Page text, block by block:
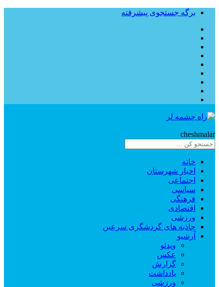
برگه جستجوی پیشرفته
cheshmalar
خانه
اخبار شهرستان
اجتماعی
سیاسی
فرهنگی
اقتصادی
ورزشی
جاذبه های گردشگری سرعین
آرشیو
ویدئو
عکس
گزارش
یادداشت
ورزشی